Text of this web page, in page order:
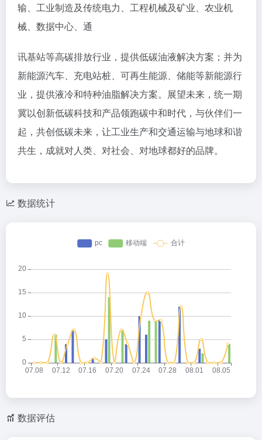
输、工业制造及传统电力、工程机械及矿业、农业机
械、数据中心、通
讯基站等高碳排放行业，提供低碳油液解决方案；并为
新能源汽车、充电站桩、可再生能源、储能等新能源行
业，提供液冷和特种油脂解决方案。展望未来，统一期
冀以创新低碳科技和产品领跑碳中和时代，与伙伴们一
起，共创低碳未来，让工业生产和交通运输与地球和谐
共生，成就对人类、对社会、对地球都好的品牌。
数据统计
数据评估